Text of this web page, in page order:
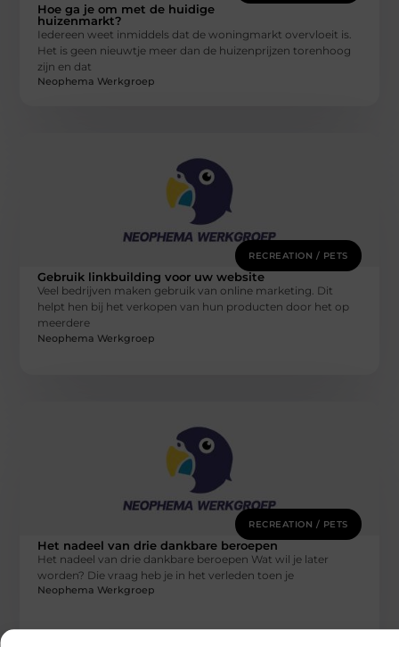
Hoe ga je om met de huidige
huizenmarkt?
Iedereen weet inmiddels dat de woningmarkt overvloeit is.
Het is geen nieuwtje meer dan de huizenprijzen torenhoog
zijn en dat
Neophema Werkgroep
RECREATION / PETS
Gebruik linkbuilding voor uw website
Veel bedrijven maken gebruik van online marketing. Dit
helpt hen bij het verkopen van hun producten door het op
meerdere
Neophema Werkgroep
RECREATION / PETS
Het nadeel van drie dankbare beroepen
Het nadeel van drie dankbare beroepen Wat wil je later
worden? Die vraag heb je in het verleden toen je
Neophema Werkgroep